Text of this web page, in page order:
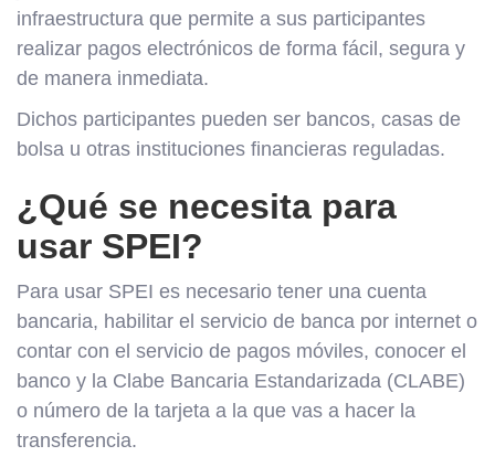
infraestructura que permite a sus participantes
realizar pagos electrónicos de forma fácil, segura y
de manera inmediata.
Dichos participantes pueden ser bancos, casas de
bolsa u otras instituciones financieras reguladas.
¿Qué se necesita para
usar SPEI?
Para usar SPEI es necesario tener una cuenta
bancaria, habilitar el servicio de banca por internet o
contar con el servicio de pagos móviles, conocer el
banco y la Clabe Bancaria Estandarizada (CLABE)
o número de la tarjeta a la que vas a hacer la
transferencia.